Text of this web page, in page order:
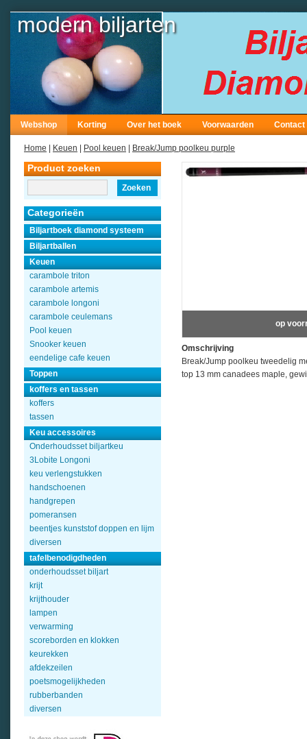
modern biljarten
Webshop Korting Over het boek Voorwaarden Contact
Home Keuen Pool keuen Break/Jump poolkeu purple
Product zoeken
Zoeken
Categorieën
Biljartboek diamond systeem
Biljartballen
Keuen
carambole triton
carambole artemis
carambole longoni
carambole ceulemans
Pool keuen
Snooker keuen
eendelige cafe keuen
Toppen
koffers en tassen
koffers
tassen
Keu accessoires
Onderhoudsset biljartkeu
3Lobite Longoni
keu verlengstukken
handschoenen
handgrepen
pomeransen
beentjes kunststof doppen en lijm
diversen
tafelbenodigdheden
onderhoudsset biljart
krijt
krijthouder
lampen
verwarming
scoreborden en klokken
keurekken
afdekzeilen
poetsmogelijkheden
rubberbanden
diversen
op
Omschrijving
Break/Jump poolkeu tweedelig
top 13 mm canadees maple,